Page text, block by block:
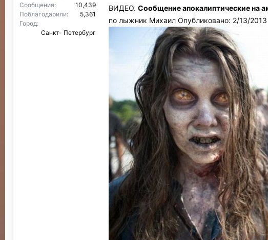
Сообщения
10,439
Поблагодарили
5,361
Город
Санкт- Петербург
ВИДЕО. Сообщение апокалиптические на
по лыжник Михаил Опубликовано: 2/13/2013